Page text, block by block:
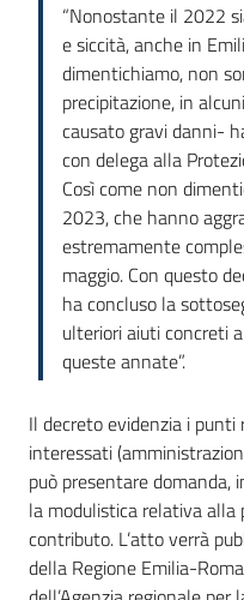
“Nonostante il 2022
e siccità, anche in
dimentichiamo, non
precipitazione, in
causato gravi danni-
con delega alla
Così come non
2023, che hanno
estremamente
maggio. Con questo
ha concluso la
ulteriori aiuti concreti
queste annate”.
Il decreto evidenzia i
interessati
può presentare domanda,
la modulistica relativa alla
contributo. L’atto verrà
della Regione Emilia-